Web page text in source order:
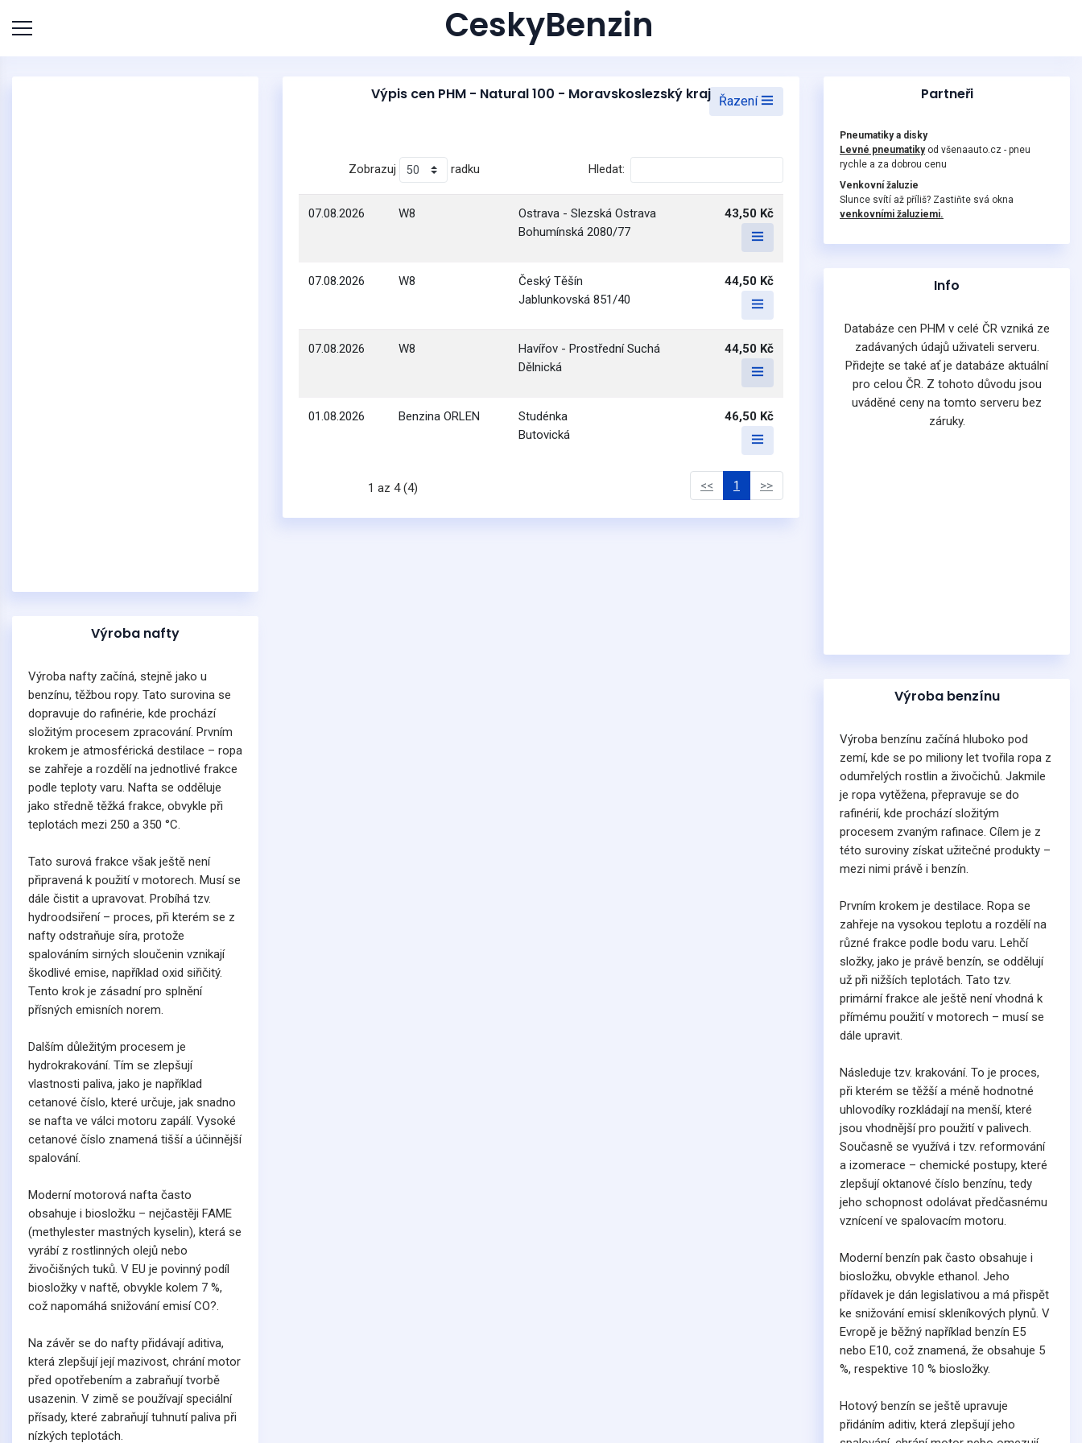
CeskyBenzin
Výroba nafty
Výroba nafty začíná, stejně jako u
benzínu, těžbou ropy. Tato surovina se
dopravuje do rafinérie, kde prochází
složitým procesem zpracování. Prvním
krokem je atmosférická destilace – ropa
se zahřeje a rozdělí na jednotlivé frakce
podle teploty varu. Nafta se odděluje
jako středně těžká frakce, obvykle při
teplotách mezi 250 a 350 °C.
Tato surová frakce však ještě není
připravená k použití v motorech. Musí se
dále čistit a upravovat. Probíhá tzv.
hydroodsiření – proces, při kterém se z
nafty odstraňuje síra, protože
spalováním sirných sloučenin vznikají
škodlivé emise, například oxid siřičitý.
Tento krok je zásadní pro splnění
přísných emisních norem.
Dalším důležitým procesem je
hydrokrakování. Tím se zlepšují
vlastnosti paliva, jako je například
cetanové číslo, které určuje, jak snadno
se nafta ve válci motoru zapálí. Vysoké
cetanové číslo znamená tišší a účinnější
spalování.
Moderní motorová nafta často
obsahuje i biosložku – nejčastěji FAME
(methylester mastných kyselin), která se
vyrábí z rostlinných olejů nebo
živočišných tuků. V EU je povinný podíl
biosložky v naftě, obvykle kolem 7 %,
což napomáhá snižování emisí CO?.
Na závěr se do nafty přidávají aditiva,
která zlepšují její mazivost, chrání motor
před opotřebením a zabraňují tvorbě
usazenin. V zimě se používají speciální
přísady, které zabraňují tuhnutí paliva při
nízkých teplotách.
Výpis cen PHM - Natural 100 - Moravskoslezský kraj Řazení
Zobrazuj radku Hledat:
07.08.2026 W8
Ostrava - Slezská Ostrava
Bohumínská 2080/77
43,50 Kč
07.08.2026 W8
Český Těšín
Jablunkovská 851/40
44,50 Kč
07.08.2026 W8
Havířov - Prostřední Suchá
Dělnická
44,50 Kč
01.08.2026 Benzina ORLEN
Studénka
Butovická
46,50 Kč
1 az 4 (4) << 1 >>
Partneři
Pneumatiky a disky
Levné pneumatikyod všenaauto.cz - pneu
rychle a za dobrou cenu
Venkovní žaluzie
Slunce svítí až příliš? Zastiňte svá okna
venkovními žaluziemi.
Info
Databáze cen PHM v celé ČR vzniká ze
zadávaných údajů uživateli serveru.
Přidejte se také ať je databáze aktuální
pro celou ČR. Z tohoto důvodu jsou
uváděné ceny na tomto serveru bez
záruky.
Výroba benzínu
Výroba benzínu začíná hluboko pod
zemí, kde se po miliony let tvořila ropa z
odumřelých rostlin a živočichů. Jakmile
je ropa vytěžena, přepravuje se do
rafinérií, kde prochází složitým
procesem zvaným rafinace. Cílem je z
této suroviny získat užitečné produkty –
mezi nimi právě i benzín.
Prvním krokem je destilace. Ropa se
zahřeje na vysokou teplotu a rozdělí na
různé frakce podle bodu varu. Lehčí
složky, jako je právě benzín, se oddělují
už při nižších teplotách. Tato tzv.
primární frakce ale ještě není vhodná k
přímému použití v motorech – musí se
dále upravit.
Následuje tzv. krakování. To je proces,
při kterém se těžší a méně hodnotné
uhlovodíky rozkládají na menší, které
jsou vhodnější pro použití v palivech.
Současně se využívá i tzv. reformování
a izomerace – chemické postupy, které
zlepšují oktanové číslo benzínu, tedy
jeho schopnost odolávat předčasnému
vznícení ve spalovacím motoru.
Moderní benzín pak často obsahuje i
biosložku, obvykle ethanol. Jeho
přídavek je dán legislativou a má přispět
ke snižování emisí skleníkových plynů. V
Evropě je běžný například benzín E5
nebo E10, což znamená, že obsahuje 5
%, respektive 10 % biosložky.
Hotový benzín se ještě upravuje
přidáním aditiv, která zlepšují jeho